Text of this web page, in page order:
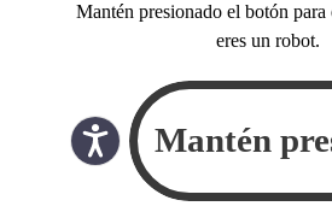
Mantén presionado el botón
eres un robot.